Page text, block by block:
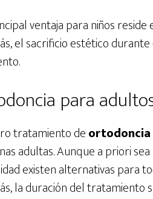
ventaja para niños
el sacrificio estético
para
tratamiento deortodoncia
adultas. Aunque a priori
existen alternativas para
la duración del tratamiento